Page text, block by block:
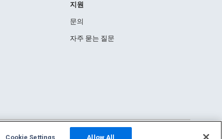
지원
문의
자주 묻는 질문
Cookie Settings Allow All